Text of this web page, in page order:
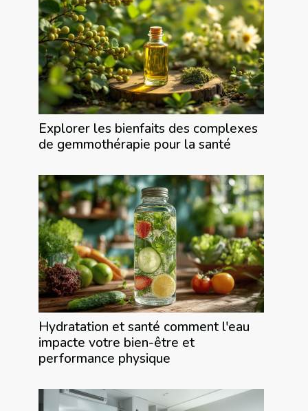
Explorer les bienfaits des complexes
de gemmothérapie pour la santé
Hydratation et santé comment l'eau
impacte votre bien-être et
performance physique